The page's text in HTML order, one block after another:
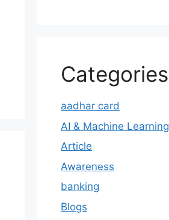
Categories
aadhar card
AI & Machine Learning
Article
Awareness
banking
Blogs